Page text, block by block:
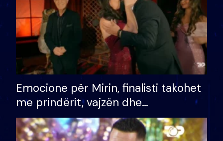
Emocione për Mirin, finalisti takohet
me prindërit, vajzën dhe
bashkëshorten: S’kemi ndonjë letër
divorci apo jo?